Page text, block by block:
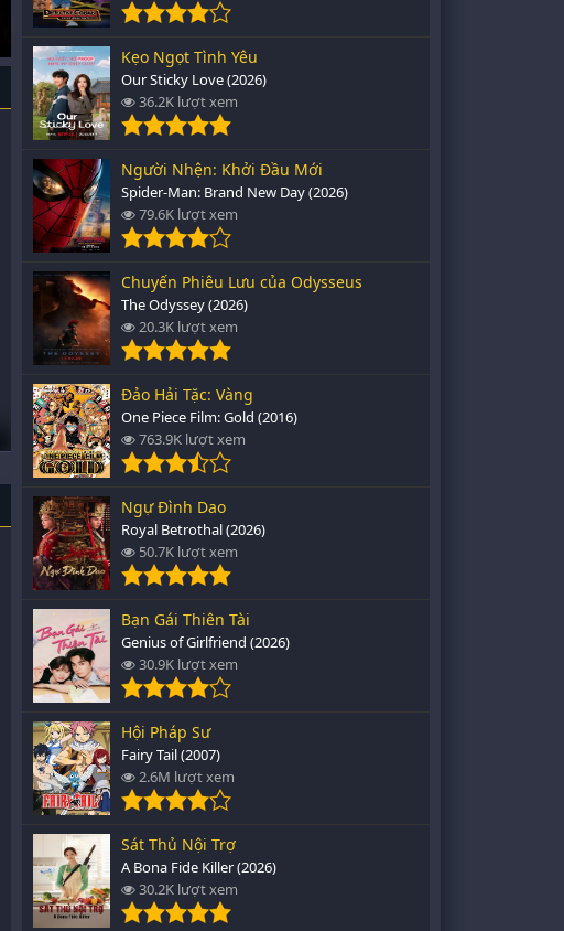
Kẹo Ngọt Tình Yêu
Our Sticky Love (2026)
36.2K lượt xem
Người Nhện: Khởi Đầu Mới
Spider-Man: Brand New Day (2026)
79.6K lượt xem
Chuyến Phiêu Lưu của Odysseus
The Odyssey (2026)
20.3K lượt xem
Đảo Hải Tặc: Vàng
One Piece Film: Gold (2016)
763.9K lượt xem
Ngự Đình Dao
Royal Betrothal (2026)
50.7K lượt xem
Bạn Gái Thiên Tài
Genius of Girlfriend (2026)
30.9K lượt xem
Hội Pháp Sư
Fairy Tail (2007)
2.6M lượt xem
Sát Thủ Nội Trợ
A Bona Fide Killer (2026)
30.2K lượt xem